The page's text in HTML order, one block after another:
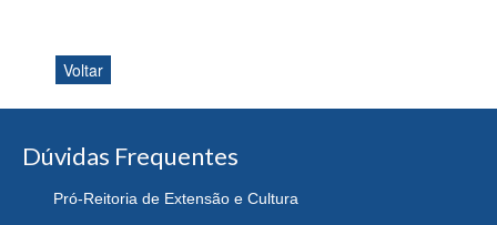
Voltar
Dúvidas Frequentes
Pró-Reitoria de Extensão e Cultura